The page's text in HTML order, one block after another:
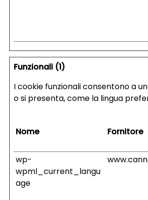
Funzionali (1)
I cookie funzionali consentono a
o si presenta, come la lingua
Nome Fornitore
wp-
wpml_current_langu
age